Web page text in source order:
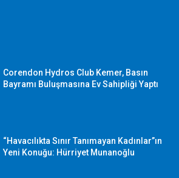
Corendon Hydros Club Kemer, Basın
Bayramı Buluşmasına Ev Sahipliği Yaptı
“Havacılıkta Sınır Tanımayan Kadınlar”ın
Yeni Konuğu: Hürriyet Munanoğlu